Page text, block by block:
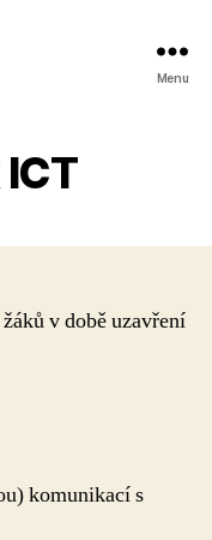
Menu
v době uzavření
komunikací s